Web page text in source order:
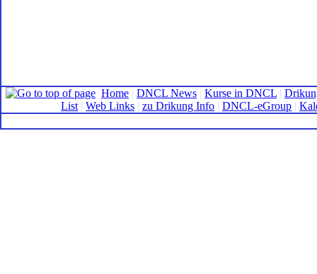
Home | DNCL News | Kurse in DNCL |
List | Web Links | zu Drikung Info | DNCL-eGroup |